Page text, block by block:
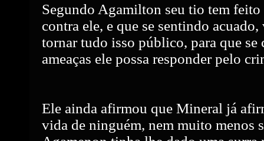
Segundo Agamilton seu tio tem feito
contra ele, e que se sentindo
tornar tudo isso público, para que se
ameaças ele possa responder pelo
Ele ainda afirmou que Mineral já
vida de ninguém, nem muito menos